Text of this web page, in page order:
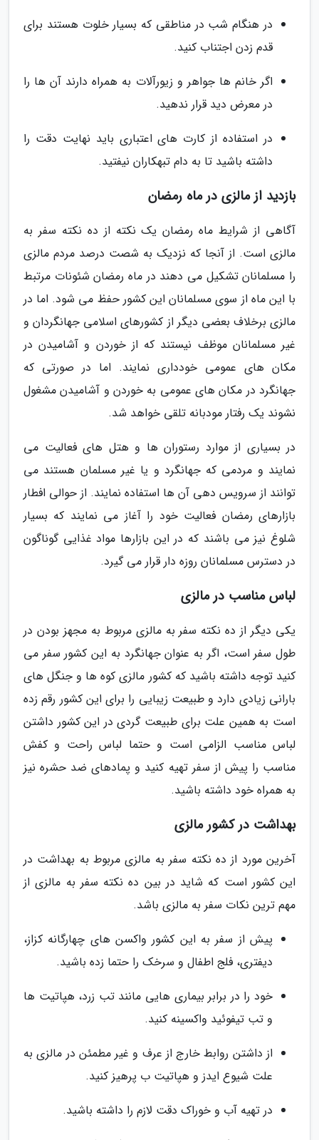
در هنگام شب در مناطقی که بسیار خلوت هستند برای
قدم زدن اجتناب کنید.
اگر خانم ها جواهر و زیورآلات به همراه دارند آن ها را
در معرض دید قرار ندهید.
در استفاده از کارت های اعتباری باید نهایت دقت را
داشته باشید تا به دام تبهکاران نیفتید.
بازدید از مالزی در ماه رمضان
آگاهی از شرایط ماه رمضان یک نکته از ده نکته سفر به
مالزی است. از آنجا که نزدیک به شصت درصد مردم مالزی
را مسلمانان تشکیل می دهند در ماه رمضان شئونات مرتبط
با این ماه از سوی مسلمانان این کشور حفظ می شود. اما در
مالزی برخلاف بعضی دیگر از کشورهای اسلامی جهانگردان و
غیر مسلمانان موظف نیستند که از خوردن و آشامیدن در
مکان های عمومی خودداری نمایند. اما در صورتی که
جهانگرد در مکان های عمومی به خوردن و آشامیدن مشغول
نشوند یک رفتار مودبانه تلقی خواهد شد.
در بسیاری از موارد رستوران ها و هتل های فعالیت می
نمایند و مردمی که جهانگرد و یا غیر مسلمان هستند می
توانند از سرویس دهی آن ها استفاده نمایند. از حوالی افطار
بازارهای رمضان فعالیت خود را آغاز می نمایند که بسیار
شلوغ نیز می باشند که در این بازارها مواد غذایی گوناگون
در دسترس مسلمانان روزه دار قرار می گیرد.
لباس مناسب در مالزی
یکی دیگر از ده نکته سفر به مالزی مربوط به مجهز بودن در
طول سفر است، اگر به عنوان جهانگرد به این کشور سفر می
کنید توجه داشته باشید که کشور مالزی کوه ها و جنگل های
بارانی زیادی دارد و طبیعت زیبایی را برای این کشور رقم زده
است به همین علت برای طبیعت گردی در این کشور داشتن
لباس مناسب الزامی است و حتما لباس راحت و کفش
مناسب را پیش از سفر تهیه کنید و پمادهای ضد حشره نیز
به همراه خود داشته باشید.
بهداشت در کشور مالزی
آخرین مورد از ده نکته سفر به مالزی مربوط به بهداشت در
این کشور است که شاید در بین ده نکته سفر به مالزی از
مهم ترین نکات سفر به مالزی باشد.
پیش از سفر به این کشور واکسن های چهارگانه کزاز،
دیفتری، فلج اطفال و سرخک را حتما زده باشید.
خود را در برابر بیماری هایی مانند تب زرد، هپاتیت ها
و تب تیفوئید واکسینه کنید.
از داشتن روابط خارج از عرف و غیر مطمئن در مالزی به
علت شیوع ایدز و هپاتیت ب پرهیز کنید.
در تهیه آب و خوراک دقت لازم را داشته باشید.